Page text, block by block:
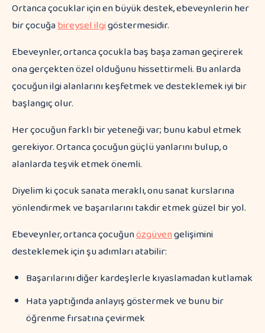
Ortanca çocuklar için en büyük destek, ebeveynlerin her
bir çocuğabireysel ilgigöstermesidir.
Ebeveynler, ortanca çocukla baş başa zaman geçirerek
ona gerçekten özel olduğunu hissettirmeli. Bu anlarda
çocuğun ilgi alanlarını keşfetmek ve desteklemek iyi bir
başlangıç olur.
Her çocuğun farklı bir yeteneği var; bunu kabul etmek
gerekiyor. Ortanca çocuğun güçlü yanlarını bulup, o
alanlarda teşvik etmek önemli.
Diyelim ki çocuk sanata meraklı, onu sanat kurslarına
yönlendirmek ve başarılarını takdir etmek güzel bir yol.
Ebeveynler, ortanca çocuğunözgüvengelişimini
desteklemek için şu adımları atabilir:
Başarılarını diğer kardeşlerle kıyaslamadan kutlamak
Hata yaptığında anlayış göstermek ve bunu bir
öğrenme fırsatına çevirmek